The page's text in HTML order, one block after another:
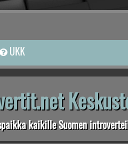
UKK
kaikille Suomen